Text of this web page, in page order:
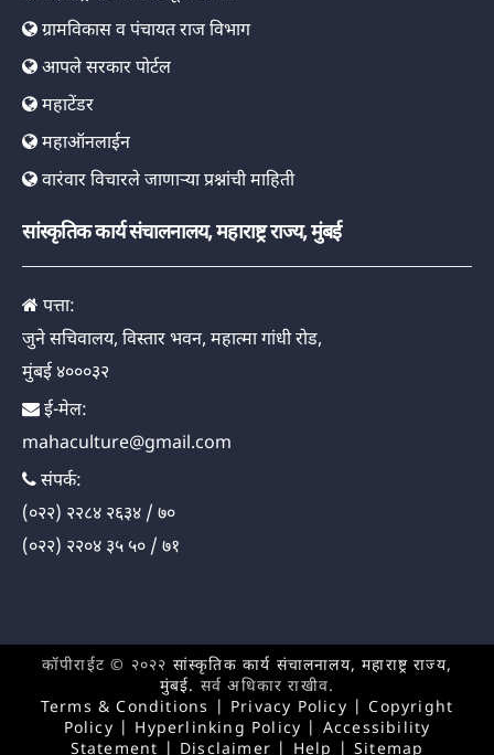
ग्रामविकास व पंचायत राज विभाग
आपले सरकार पोर्टल
महाटेंडर
महाऑनलाईन
वारंवार विचारले जाणाऱ्या प्रश्नांची माहिती
सांस्कृतिक कार्य संचालनालय, महाराष्ट्र राज्य, मुंबई
पत्ता:
जुने सचिवालय, विस्तार भवन, महात्मा गांधी रोड,
मुंबई ४०००३२
ई-मेल:
mahaculture@gmail.com
संपर्क:
(०२२) २२८४ २६३४ / ७०
(०२२) २२०४ ३५ ५० / ७१
कॉपीराईट © २०२२ सांस्कृतिक कार्य संचालनालय, महाराष्ट्र राज्य,
मुंबई. सर्व अधिकार राखीव.
Terms & Conditions
Privacy Policy |Copyright
Policy
Hyperlinking Policy
Accessibility
Statement
Disclaimer Help |Sitemap